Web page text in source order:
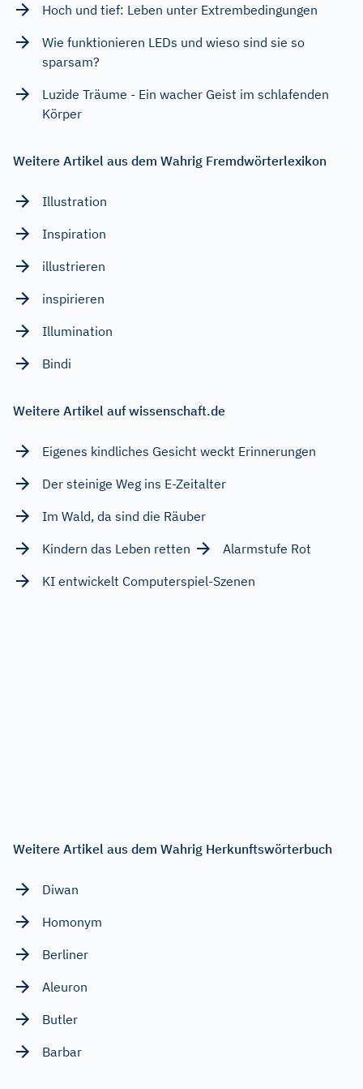
Hoch und tief: Leben unter Extrembedingungen
Wie funktionieren LEDs und wieso sind sie so
sparsam?
Luzide Träume - Ein wacher Geist im schlafenden
Körper
Weitere Artikel aus dem Wahrig Fremdwörterlexikon
Illustration
Inspiration
illustrieren
inspirieren
Illumination
Bindi
Weitere Artikel auf wissenschaft.de
Eigenes kindliches Gesicht weckt Erinnerungen
Der steinige Weg ins E-Zeitalter
Im Wald, da sind die Räuber
Kindern das Leben retten
Alarmstufe Rot
KI entwickelt Computerspiel-Szenen
Weitere Artikel aus dem Wahrig Herkunftswörterbuch
Diwan
Homonym
Berliner
Aleuron
Butler
Barbar